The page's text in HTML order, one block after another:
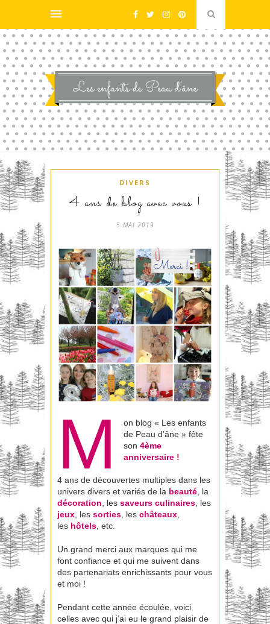
DIVERS
4 ans de blog avec vous !
5 MAI 2019
M
on blog « Les enfants
de Peau d’âne » fête
son 4ème
anniversaire !
4 ans de découvertes multiples dans les
univers divers et variés de la beauté , la
décoration , les saveurs culinaires , les
jeux , les sorties , les châteaux
les hôtels , etc.
Un grand merci aux marques qui me
font confiance et qui me suivent dans
des partenariats enrichissants pour vous
et moi !
Pendant cette année écoulée, voici
celles avec qui j’ai eu le grand plaisir de